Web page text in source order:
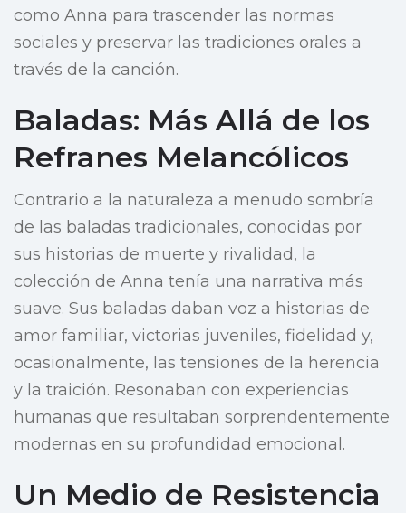
como Anna para trascender las normas
sociales y preservar las tradiciones orales a
través de la canción.
Baladas: Más Allá de los
Refranes Melancólicos
Contrario a la naturaleza a menudo sombría
de las baladas tradicionales, conocidas por
sus historias de muerte y rivalidad, la
colección de Anna tenía una narrativa más
suave. Sus baladas daban voz a historias de
amor familiar, victorias juveniles, fidelidad y,
ocasionalmente, las tensiones de la herencia
y la traición. Resonaban con experiencias
humanas que resultaban sorprendentemente
modernas en su profundidad emocional.
Un Medio de Resistencia